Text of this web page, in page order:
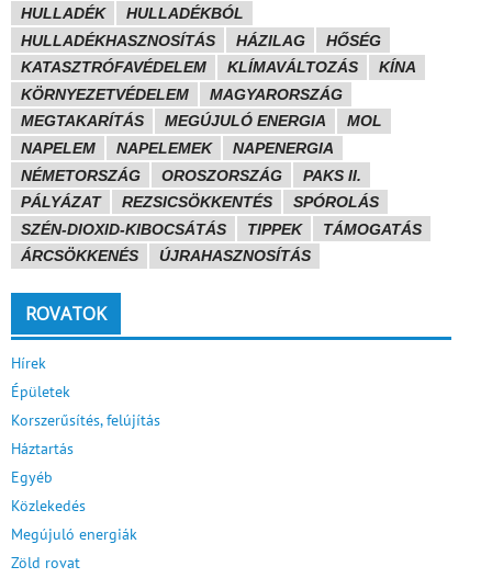
HULLADÉK
HULLADÉKBÓL
HULLADÉKHASZNOSÍTÁS
HÁZILAG
HŐSÉG
KATASZTRÓFAVÉDELEM
KLÍMAVÁLTOZÁS
KÍNA
KÖRNYEZETVÉDELEM
MAGYARORSZÁG
MEGTAKARÍTÁS
MEGÚJULÓ ENERGIA
MOL
NAPELEM
NAPELEMEK
NAPENERGIA
NÉMETORSZÁG
OROSZORSZÁG
PAKS II.
PÁLYÁZAT
REZSICSÖKKENTÉS
SPÓROLÁS
SZÉN-DIOXID-KIBOCSÁTÁS
TIPPEK
TÁMOGATÁS
ÁRCSÖKKENÉS
ÚJRAHASZNOSÍTÁS
ROVATOK
Hírek
Épületek
Korszerűsítés, felújítás
Háztartás
Egyéb
Közlekedés
Megújuló energiák
Zöld rovat